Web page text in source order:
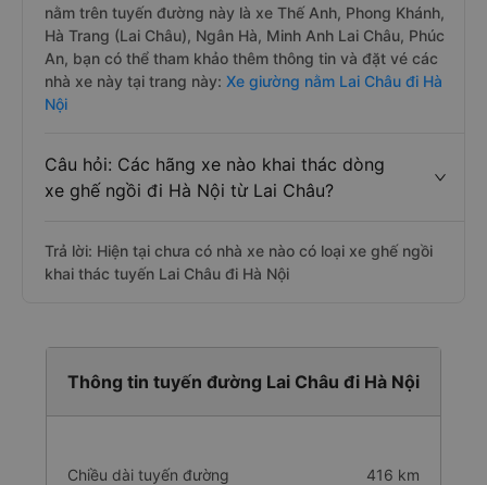
nằm trên tuyến đường này là xe Thế Anh, Phong Khánh,
Hà Trang (Lai Châu), Ngân Hà, Minh Anh Lai Châu, Phúc
An, bạn có thể tham khảo thêm thông tin và đặt vé các
nhà xe này tại trang này: Xe giường nằm Lai Châu đi Hà
Nội
Câu hỏi: Các hãng xe nào khai thác dòng
xe ghế ngồi đi Hà Nội từ Lai Châu?
Trả lời: Hiện tại chưa có nhà xe nào có loại xe ghế ngồi
khai thác tuyến Lai Châu đi Hà Nội
Thông tin tuyến đường Lai Châu đi Hà Nội
Chiều dài tuyến đường 416 km